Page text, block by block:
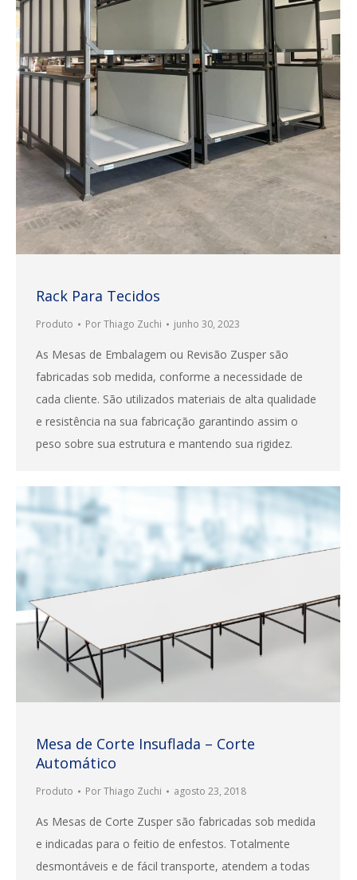
Rack Para Tecidos
Produto PorThiago Zuchi junho 30, 2023
As Mesas de Embalagem ou Revisão Zusper são
fabricadas sob medida, conforme a necessidade de
cada cliente. São utilizados materiais de alta qualidade
e resistência na sua fabricação garantindo assim o
peso sobre sua estrutura e mantendo sua rigidez.
Mesa de Corte Insuflada – Corte
Automático
Produto PorThiago Zuchi agosto 23, 2018
As Mesas de Corte Zusper são fabricadas sob medida
e indicadas para o feitio de enfestos. Totalmente
desmontáveis e de fácil transporte, atendem a todas